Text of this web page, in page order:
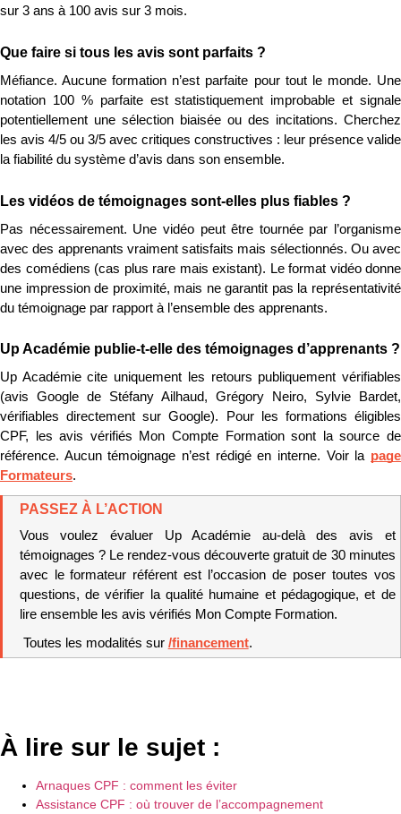
sur 3 ans à 100 avis sur 3 mois.
Que faire si tous les avis sont parfaits ?
Méfiance. Aucune formation n’est parfaite pour tout le monde. Une
notation 100 % parfaite est statistiquement improbable et signale
potentiellement une sélection biaisée ou des incitations. Cherchez
les avis 4/5 ou 3/5 avec critiques constructives : leur présence valide
la fiabilité du système d’avis dans son ensemble.
Les vidéos de témoignages sont-elles plus fiables ?
Pas nécessairement. Une vidéo peut être tournée par l’organisme
avec des apprenants vraiment satisfaits mais sélectionnés. Ou avec
des comédiens (cas plus rare mais existant). Le format vidéo donne
une impression de proximité, mais ne garantit pas la représentativité
du témoignage par rapport à l’ensemble des apprenants.
Up Académie publie-t-elle des témoignages d’apprenants ?
Up Académie cite uniquement les retours publiquement vérifiables
(avis Google de Stéfany Ailhaud, Grégory Neiro, Sylvie Bardet,
vérifiables directement sur Google). Pour les formations éligibles
CPF, les avis vérifiés Mon Compte Formation sont la source de
référence. Aucun témoignage n’est rédigé en interne. Voir la page
Formateurs.
PASSEZ À L’ACTION
Vous voulez évaluer Up Académie au-delà des avis et
témoignages ? Le rendez-vous découverte gratuit de 30 minutes
avec le formateur référent est l’occasion de poser toutes vos
questions, de vérifier la qualité humaine et pédagogique, et de
lire ensemble les avis vérifiés Mon Compte Formation.
Toutes les modalités sur /financement.
À lire sur le sujet :
Arnaques CPF : comment les éviter
Assistance CPF : où trouver de l’accompagnement